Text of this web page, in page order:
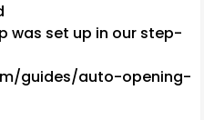
was set up in our step-
guides/auto-opening-